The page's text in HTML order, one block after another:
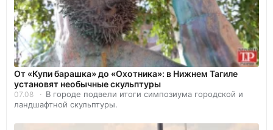
От «Купи барашка» до «Охотника»: в Нижнем Тагиле
установят необычные скульптуры
07.08
В городе подвели итоги симпозиума городской и
ландшафтной скульптуры.